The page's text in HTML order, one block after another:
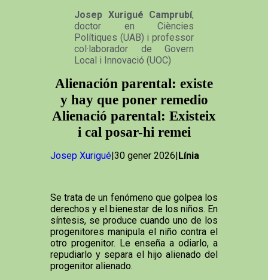
Josep Xurigué Camprubí,
doctor en Ciències
Polítiques (UAB) i professor
col·laborador de Govern
Local i Innovació (UOC)
Alienación parental: existe
y hay que poner remedio
Alienació parental: Existeix
i cal posar-hi remei
Josep Xurigué|30 gener 2026|Línia
Se trata de un fenómeno que golpea los
derechos y el bienestar de los niños. En
síntesis, se produce cuando uno de los
progenitores manipula el niño contra el
otro progenitor. Le enseña a odiarlo, a
repudiarlo y separa el hijo alienado del
progenitor alienado.